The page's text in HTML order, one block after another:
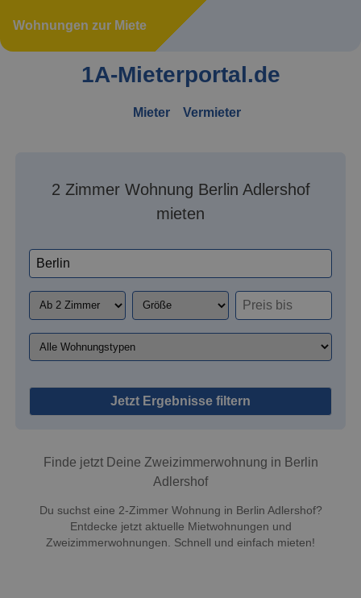
Wohnungen zur Miete
1A-Mieterportal.de
Mieter Vermieter
2 Zimmer Wohnung Berlin Adlershof
mieten
Jetzt Ergebnisse filtern
Finde jetzt Deine Zweizimmerwohnung in Berlin
Adlershof
Du suchst eine 2-Zimmer Wohnung in Berlin Adlershof?
Entdecke jetzt aktuelle Mietwohnungen und
Zweizimmerwohnungen. Schnell und einfach mieten!